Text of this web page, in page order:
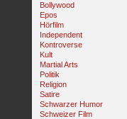
Bollywood
Epos
Hörfilm
Independent
Kontroverse
Kult
Martial Arts
Politik
Religion
Satire
Schwarzer Humor
Schweizer Film